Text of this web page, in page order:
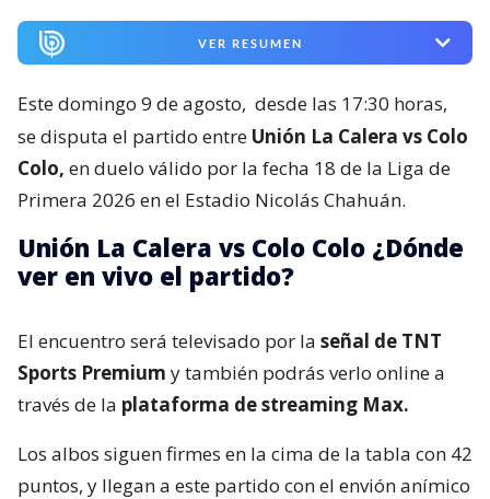
VER RESUMEN
Este domingo 9 de agosto, desde las 17:30 horas,
se disputa el partido entre Unión La Calera vs Colo
Colo, en duelo válido por la fecha 18 de la Liga de
Primera 2026 en el Estadio Nicolás Chahuán.
Unión La Calera vs Colo Colo ¿Dónde
ver en vivo el partido?
El encuentro será televisado por la señal de TNT
Sports Premium y también podrás verlo online a
través de la plataforma de streaming Max.
Los albos siguen firmes en la cima de la tabla con 42
puntos, y llegan a este partido con el envión anímico